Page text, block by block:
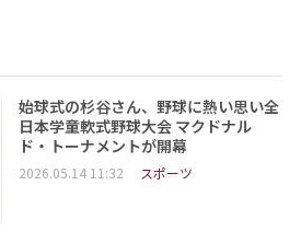
始球式の杉谷さん、野球に熱い思い全
日本学童軟式野球大会 マクドナル
ド・トーナメントが開幕
2026.05.14 11:32 スポーツ